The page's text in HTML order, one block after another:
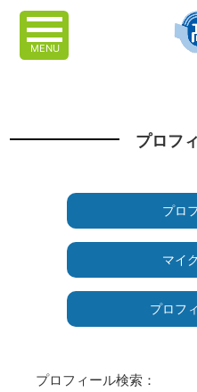
MENU
プロフ
プロ
マイ
プロフ
プロフィール検索：